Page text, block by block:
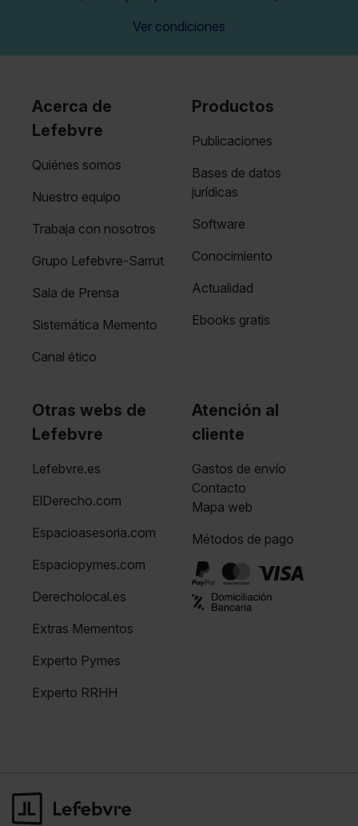
Ver condiciones
Acerca de
Lefebvre
Quiénes somos
Nuestro equipo
Trabaja con nosotros
Grupo Lefebvre-Sarrut
Sala de Prensa
Sistemática Memento
Canal ético
Productos
Publicaciones
Bases de datos
jurídicas
Software
Conocimiento
Actualidad
Ebooks gratis
Otras webs de
Lefebvre
Lefebvre.es
ElDerecho.com
Espacioasesoria.com
Espaciopymes.com
Derecholocal.es
Extras Mementos
Experto Pymes
Experto RRHH
Atención al
cliente
Gastos de envío
Contacto
Mapa web
Métodos de pago